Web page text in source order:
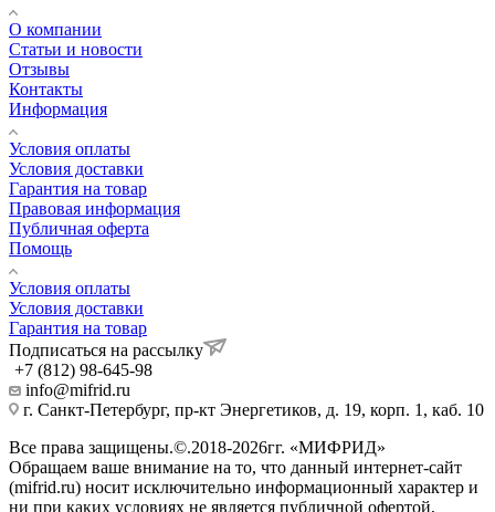
О компании
Статьи и новости
Отзывы
Контакты
Информация
Условия оплаты
Условия доставки
Гарантия на товар
Правовая информация
Публичная оферта
Помощь
Условия оплаты
Условия доставки
Гарантия на товар
Подписаться на рассылку
+7 (812) 98-645-98
info@mifrid.ru
г. Санкт-Петербург, пр-кт Энергетиков, д. 19, корп. 1, каб. 10
Все права защищены.©.2018-2026гг. «МИФРИД»
Обращаем ваше внимание на то, что данный интернет-сайт
(mifrid.ru) носит исключительно информационный характер и
ни при каких условиях не является публичной офертой,